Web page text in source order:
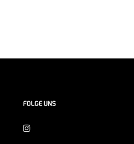
FOLGE UNS